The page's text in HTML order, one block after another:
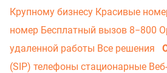
Крупному бизнесу Красивые
номер Бесплатный вызов 8−800
удаленной работы Все решения
(SIP) телефоны стационарные